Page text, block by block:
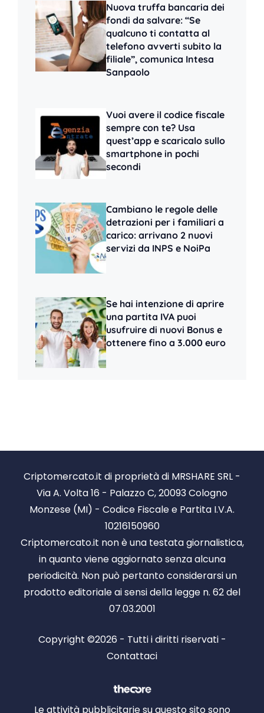
Nuova truffa bancaria dei
fondi da salvare: “Se
qualcuno ti contatta al
telefono avverti subito la
filiale”, comunica Intesa
Sanpaolo
Vuoi avere il codice fiscale
sempre con te? Usa
quest’app e scaricalo sullo
smartphone in pochi
secondi
Cambiano le regole delle
detrazioni per i familiari a
carico: arrivano 2 nuovi
servizi da INPS e NoiPa
Se hai intenzione di aprire
una partita IVA puoi
usufruire di nuovi Bonus e
ottenere fino a 3.000 euro
Criptomercato.it di proprietà di MRSHARE SRL -
Via A. Volta 16 - Palazzo C, 20093 Cologno
Monzese (MI) - Codice Fiscale e Partita I.V.A.
10216150960
Criptomercato.it non è una testata giornalistica,
in quanto viene aggiornato senza alcuna
periodicità. Non può pertanto considerarsi un
prodotto editoriale ai sensi della legge n. 62 del
07.03.2001
Copyright ©2026 - Tutti i diritti riservati -
Contattaci
Le attività pubblicitarie su questo sito sono